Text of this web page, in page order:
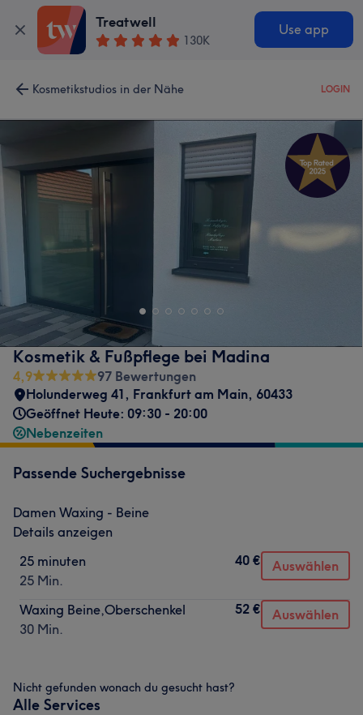
Treatwell
130K
Use app
Kosmetikstudios in der Nähe LOGIN
Kosmetik & Fußpflege bei Madina
4,9
97 Bewertungen
Holunderweg 41, Frankfurt am Main, 60433
Geöffnet Heute: 09:30 - 20:00
Nebenzeiten
Passende Suchergebnisse
Damen Waxing - Beine
Details anzeigen
25 minuten
25 Min.
40 € Auswählen
Waxing Beine,Oberschenkel
30 Min.
52 € Auswählen
Nicht gefunden wonach du gesucht hast?
Alle Services